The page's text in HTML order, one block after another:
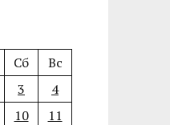
Сб
Вс
3
4
10
11